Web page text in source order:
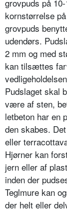
grovpuds på
kornstørrelse
grovpuds
udendørs.
2 mm og med
kan tilsættes
Pudslaget skal
være af sten,
letbeton har en
den skabes.
eller
Hjørner kan
jern eller af
inden der
Teglmure kan
der helt eller